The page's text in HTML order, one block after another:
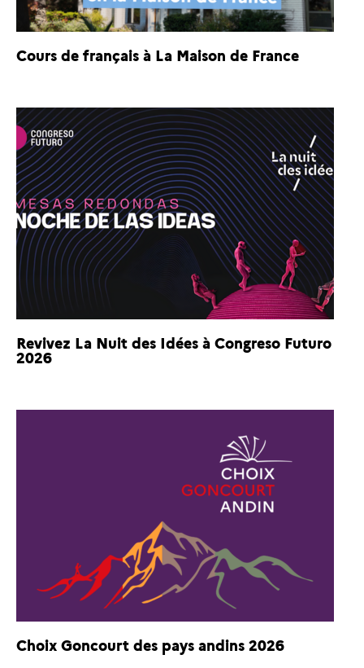
Cours de français à La Maison de France
Revivez La Nuit des Idées à Congreso Futuro
2026
Choix Goncourt des pays andins 2026